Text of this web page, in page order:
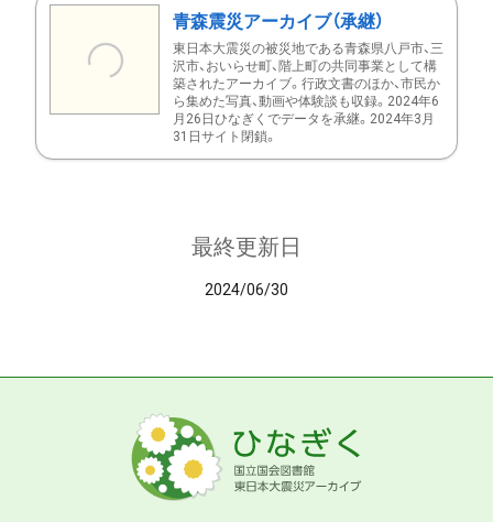
青森震災アーカイブ（承継）
東日本大震災の被災地である青森県八戸市、三
沢市、おいらせ町、階上町の共同事業として構
築されたアーカイブ。行政文書のほか、市民か
ら集めた写真、動画や体験談も収録。2024年6
月26日ひなぎくでデータを承継。2024年3月
31日サイト閉鎖。
最終更新日
2024/06/30